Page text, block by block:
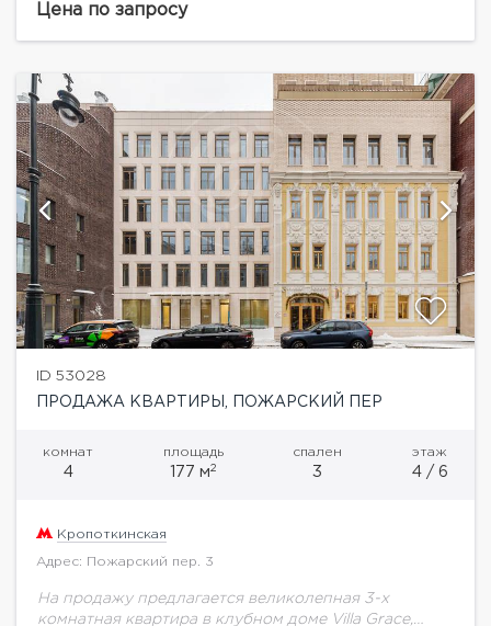
площадью 204,7 м.кв., мансарда узаконена. Клубный
Цена по запросу
ID 53028
ПРОДАЖА КВАРТИРЫ, ПОЖАРСКИЙ ПЕР
комнат
4
площадь
177 м2
спален
3
этаж
4 / 6
Кропоткинская
Адрес: Пожарский пер. 3
На продажу предлагается великолепная 3-х
комнатная квартира в клубном доме Villa Grace,